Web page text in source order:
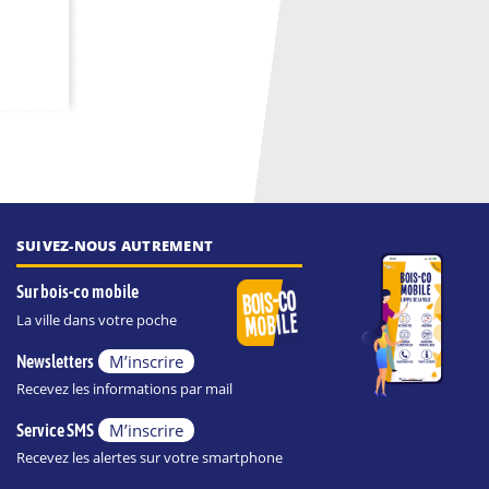
SUIVEZ-NOUS AUTREMENT
Sur bois-co mobile
La ville dans votre poche
Newsletters M’inscrire
Recevez les informations par mail
Service SMS M’inscrire
Recevez les alertes sur votre smartphone